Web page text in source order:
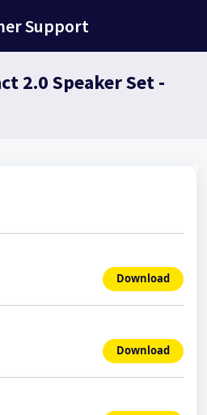
Support
2.0 Speaker Set -
Download
Download